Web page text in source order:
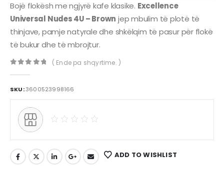
Bojë flokësh me ngjyrë kafe klasike. Excellence
Universal Nudes 4U – Brown jep mbulim të plotë të
thinjave, pamje natyrale dhe shkëlqim të pasur për flokë
të bukur dhe të mbrojtur.
( Ende pa shqyrtime. )
SKU:3600523998166
ADD TO WISHLIST